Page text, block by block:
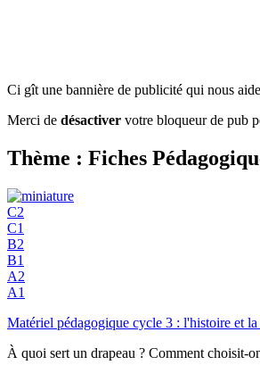
Ci gît une bannière de publicité qui nous
Merci de désactiver votre bloqueur de pub
Thème : Fiches
C2
C1
B2
B1
A2
A1
Matériel pédagogique cycle 3 : l'histoire et
À quoi sert un drapeau ? Comment choisit-